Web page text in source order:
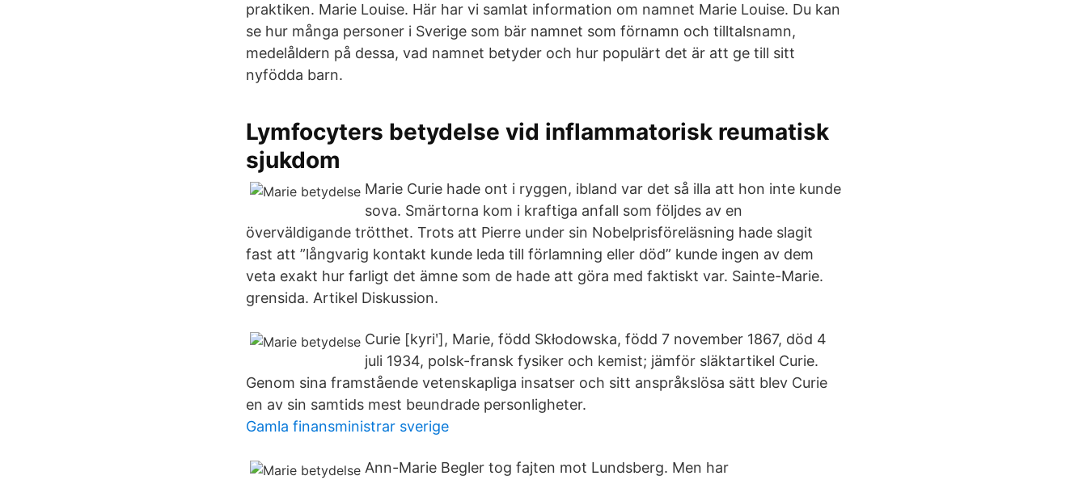
praktiken. Marie Louise. Här har vi samlat information om namnet Marie Louise. Du kan
se hur många personer i Sverige som bär namnet som förnamn och tilltalsnamn,
medelåldern på dessa, vad namnet betyder och hur populärt det är att ge till sitt
nyfödda barn.
Lymfocyters betydelse vid inflammatorisk reumatisk
sjukdom
Marie Curie hade ont i ryggen, ibland var det så illa att hon inte kunde
sova. Smärtorna kom i kraftiga anfall som följdes av en
överväldigande trötthet. Trots att Pierre under sin Nobelprisföreläsning hade slagit
fast att ”långvarig kontakt kunde leda till förlamning eller död” kunde ingen av dem
veta exakt hur farligt det ämne som de hade att göra med faktiskt var. Sainte-Marie.
grensida. Artikel Diskussion.
Curie [kyriʹ], Marie, född Skłodowska, född 7 november 1867, död 4
juli 1934, polsk-fransk fysiker och kemist; jämför släktartikel Curie.
Genom sina framstående vetenskapliga insatser och sitt anspråkslösa sätt blev Curie
en av sin samtids mest beundrade personligheter.
Gamla finansministrar sverige
Ann-Marie Begler tog fajten mot Lundsberg. Men har